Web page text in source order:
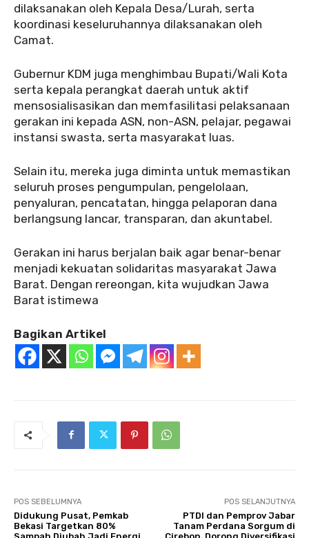
dilaksanakan oleh Kepala Desa/Lurah, serta
koordinasi keseluruhannya dilaksanakan oleh
Camat.
Gubernur KDM juga menghimbau Bupati/Wali Kota
serta kepala perangkat daerah untuk aktif
mensosialisasikan dan memfasilitasi pelaksanaan
gerakan ini kepada ASN, non-ASN, pelajar, pegawai
instansi swasta, serta masyarakat luas.
Selain itu, mereka juga diminta untuk memastikan
seluruh proses pengumpulan, pengelolaan,
penyaluran, pencatatan, hingga pelaporan dana
berlangsung lancar, transparan, dan akuntabel.
Gerakan ini harus berjalan baik agar benar-benar
menjadi kekuatan solidaritas masyarakat Jawa
Barat. Dengan rereongan, kita wujudkan Jawa
Barat istimewa
Bagikan Artikel
POS SEBELUMNYA
Didukung Pusat, Pemkab
Bekasi Targetkan 80%
POS SELANJUTNYA
PTDI dan Pemprov Jabar
Tanam Perdana Sorgum di